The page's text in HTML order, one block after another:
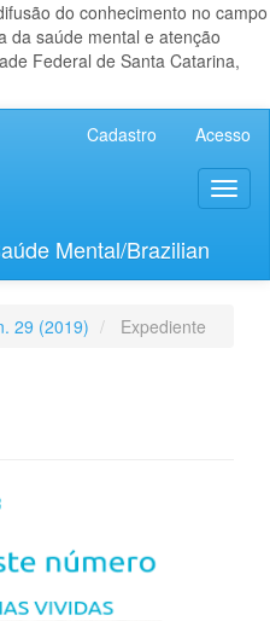
do conhecimento no campo
da saúde mental e atenção
Federal de Santa Catarina,
Cadastro Acesso
Mental/Brazilian
29 (2019) Expediente